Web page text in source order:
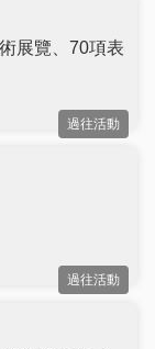
展覽、70項表
過往活動
過往活動